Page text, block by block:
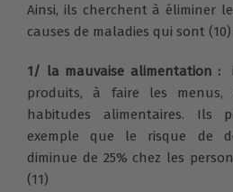
Ainsi, ils cherchent à éliminer
causes de maladies qui sont (10)
1/ la mauvaise alimentation :
produits, à faire les menus,
habitudes alimentaires. Ils
exemple que le risque de
diminue de 25% chez les
(11)